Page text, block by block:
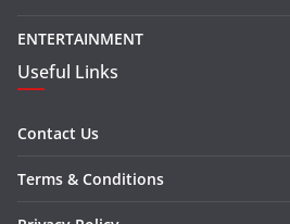
ENTERTAINMENT
Useful Links
Contact Us
Terms & Conditions